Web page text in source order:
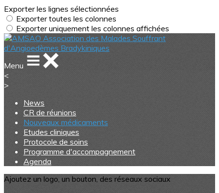
Exporter les lignes sélectionnées
Exporter toutes les colonnes
Exporter uniquement les colonnes affichées
Menu
<
>
News
CR de réunions
Nouveaux médicaments
Etudes cliniques
Protocole de soins
Programme d'accompagnement
Agenda
Ajoutez un logo, un bouton, des réseaux sociaux